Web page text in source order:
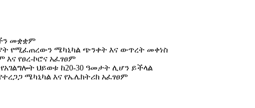
መቋቋም
የሚፈጠረውን ሜካኒካል ጭንቀት እና ውጥረት መቀነስ
እና የፀረ-ኮሮና አፈፃፀም
ህይወቱ ከ20-30 ዓመታት ሊሆን ይችላል
ሜካኒካል እና የኤሌክትሪክ አፈፃፀም